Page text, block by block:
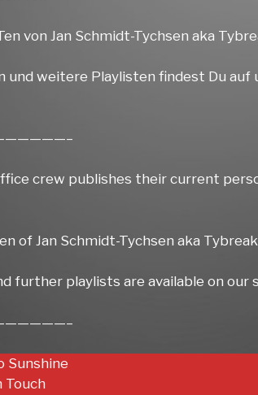
von Jan Schmidt-Tychsen aka
und weitere Playlisten findest Du auf
crew publishes their current
of Jan Schmidt-Tychsen aka Tybreak
further playlists are available on our
Sunshine
Touch